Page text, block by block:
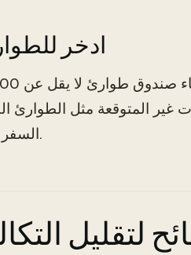
5. ادخر
غير المتوقعة مثل الطوارئ
السفر العاجل.
لتقليل